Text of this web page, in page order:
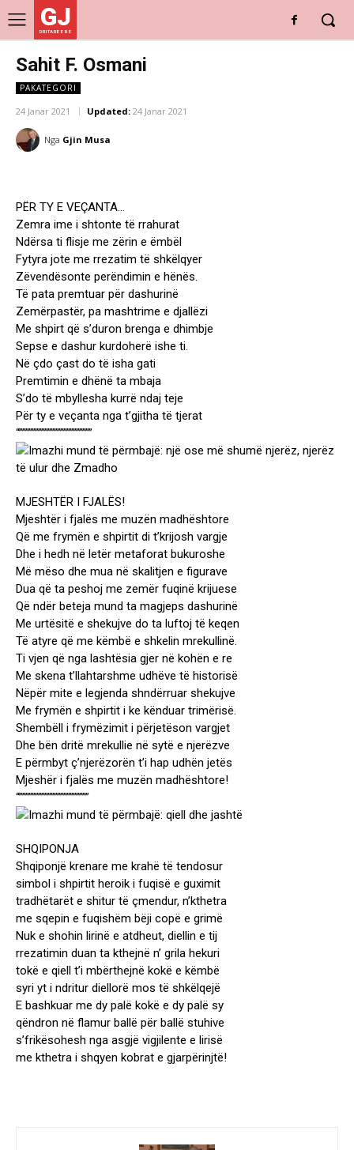
GJ
DRITARE E RE
Sahit F. Osmani
PAKATEGORI
24 Janar 2021 Updated: 24 Janar 2021
Nga Gjin Musa
PËR TY E VEÇANTA…
Zemra ime i shtonte të rrahurat
Ndërsa ti flisje me zërin e ëmbël
Fytyra jote me rrezatim të shkëlqyer
Zëvendësonte perëndimin e hënës.
Të pata premtuar për dashurinë
Zemërpastër, pa mashtrime e djallëzi
Me shpirt që s’duron brenga e dhimbje
Sepse e dashur kurdoherë ishe ti.
Në çdo çast do të isha gati
Premtimin e dhënë ta mbaja
S’do të mbyllesha kurrë ndaj teje
Për ty e veçanta nga t’gjitha të tjerat
“”””””””””””””””””””””””
MJESHTËR I FJALËS!
Mjeshtër i fjalës me muzën madhështore
Që me frymën e shpirtit di t’krijosh vargje
Dhe i hedh në letër metaforat bukuroshe
Më mëso dhe mua në skalitjen e figurave
Dua që ta peshoj me zemër fuqinë krijuese
Që ndër beteja mund ta magjeps dashurinë
Me urtësitë e shekujve do ta luftoj të keqen
Të atyre që me këmbë e shkelin mrekullinë.
Ti vjen që nga lashtësia gjer në kohën e re
Me skena t’llahtarshme udhëve të historisë
Nëpër mite e legjenda shndërruar shekujve
Me frymën e shpirtit i ke kënduar trimërisë.
Shembëll i frymëzimit i përjetëson vargjet
Dhe bën dritë mrekullie në sytë e njerëzve
E përmbyt ç’njerëzorën t’i hap udhën jetës
Mjeshër i fjalës me muzën madhështore!
“””””””””””””””””””””””
SHQIPONJA
Shqiponjë krenare me krahë të tendosur
simbol i shpirtit heroik i fuqisë e guximit
tradhëtarët e shitur të çmendur, n’kthetra
me sqepin e fuqishëm bëji copë e grimë
Nuk e shohin lirinë e atdheut, diellin e tij
rrezatimin duan ta kthejnë n’ grila hekuri
tokë e qiell t’i mbërthejnë kokë e këmbë
syri yt i ndritur diellorë mos të shkëlqejë
E bashkuar me dy palë kokë e dy palë sy
qëndron në flamur ballë për ballë stuhive
s’frikësohesh nga asgjë vigjilente e lirisë
me kthetra i shqyen kobrat e gjarpërinjtë!